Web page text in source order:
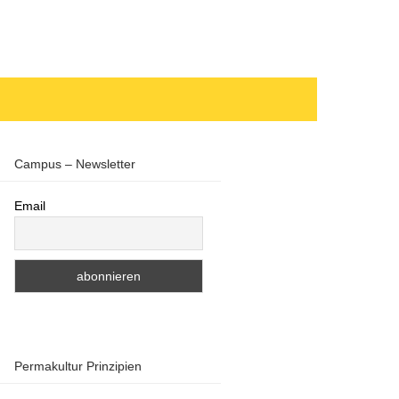
Campus – Newsletter
Email
Permakultur Prinzipien